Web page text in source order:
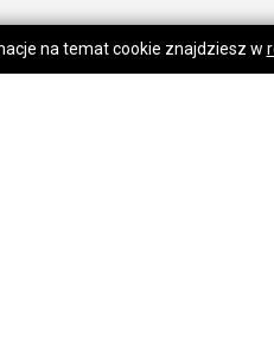
na temat cookie znajdziesz w